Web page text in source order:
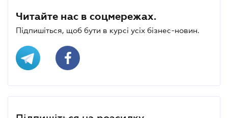
Читайте нас в соцмережах.
Підпишіться, щоб бути в курсі усіх бізнес-новин.